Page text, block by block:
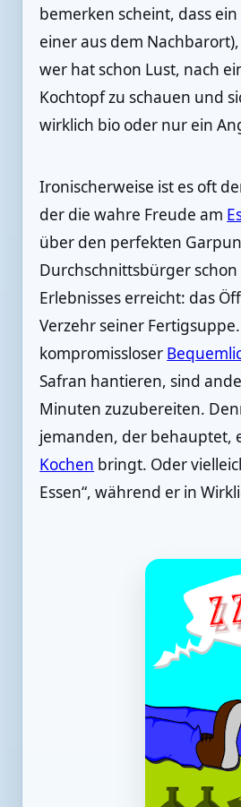
bemerken scheint, dass ein
einer aus dem
wer hat schon Lust, nach
Kochtopf zu schauen und
wirklich bio oder nur ein
Ironischerweise ist es oft
der die wahre Freude am
über den perfekten
Durchschnittsbürger
Erlebnisses erreicht: das
Verzehr seiner
kompromissloser
Safran hantieren, sind
Minuten zuzubereiten.
jemanden, der behauptet,
Kochen bringt. Oder
Essen“, während er in